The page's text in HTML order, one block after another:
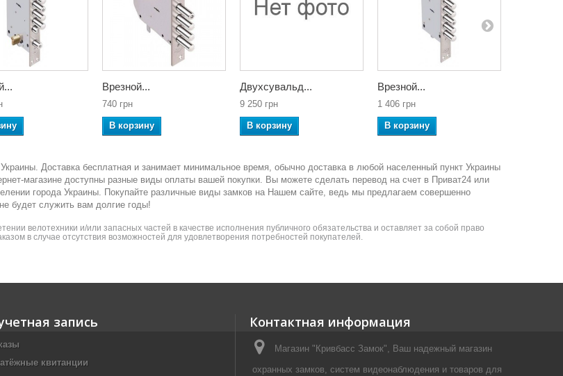
Врезной...
740 грн
В корзину
Двухсувальд...
9 250 грн
В корзину
Врезной...
1 406 грн
В корзину
Доставка бесплатная и занимает минимальное время, обычно доставка в любой населенный пункт Украины
магазине доступны разные виды оплаты вашей покупки. Вы можете сделать перевод на счет в Приват24 или
города Украины. Покупайте различные виды замков на Нашем сайте, ведь мы предлагаем совершенно
будет служить вам долгие годы!
велотехники и/или запасных частей в качестве исполнения публичного обязательства и оставляет за собой право
в случае отсутствия возможностей для удовлетворения потребностей покупателей.
запись
квитанции
Контактная информация
Магазин "Кривбасс Замок", Ваш надежный магазин
охранных замков, систем видеонаблюдения и товаров для